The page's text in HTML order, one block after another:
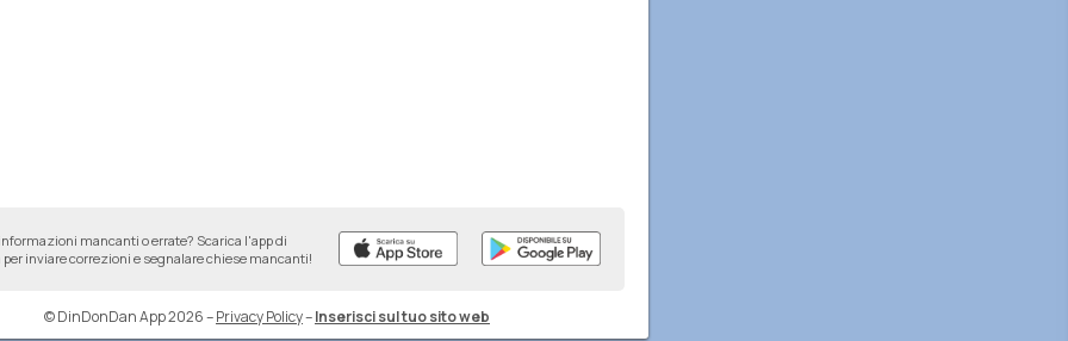
mancanti o errate? Scarica l'app di
per inviare correzioni e segnalare chiese mancanti!
© DinDonDan App 2026–Privacy Policy–Inserisci sul tuo sito web